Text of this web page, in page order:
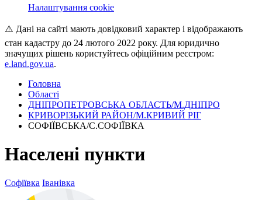
Налаштування cookie
⚠️ Дані на сайті мають довідковий характер і відображають
стан кадастру до 24 лютого 2022 року. Для юридично
значущих рішень користуйтесь офіційним реєстром:
e.land.gov.ua.
Головна
Області
ДНІПРОПЕТРОВСЬКА ОБЛАСТЬ/М.ДНІПРО
КРИВОРІЗЬКИЙ РАЙОН/М.КРИВИЙ РІГ
СОФІЇВСЬКА/С.СОФІЇВКА
Населені пункти
Софіївка Іванівка